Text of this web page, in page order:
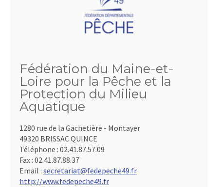
Fédération du Maine-et-
Loire pour la Pêche et la
Protection du Milieu
Aquatique
1280 rue de la Gachetière - Montayer
49320 BRISSAC QUINCE
Téléphone : 02.41.87.57.09
Fax : 02.41.87.88.37
Email : secretariat@fedepeche49.fr
http://www.fedepeche49.fr